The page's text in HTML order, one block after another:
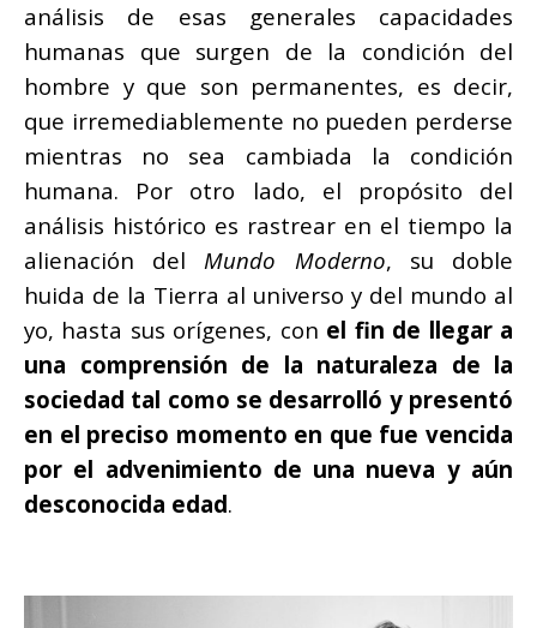
análisis de esas generales capacidades
humanas que surgen de la condición del
hombre y que son permanentes, es decir,
que irremediablemente no pueden perderse
mientras no sea cambiada la condición
humana. Por otro lado, el propósito del
análisis histórico es rastrear en el tiempo la
alienación delMundo Moderno, su doble
huida de la Tierra al universo y del mundo al
yo, hasta sus orígenes, con el fin de llegar a
una comprensión de la naturaleza de la
sociedad tal como se desarrolló y presentó
en el preciso momento en que fue vencida
por el advenimiento de una nueva y aún
desconocida edad.